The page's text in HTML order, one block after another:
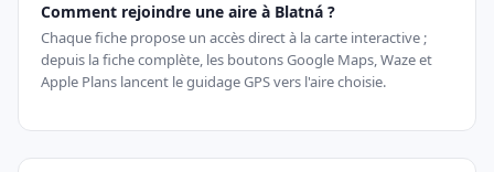
Comment rejoindre une aire à Blatná ?
Chaque fiche propose un accès direct à la carte interactive ;
depuis la fiche complète, les boutons Google Maps, Waze et
Apple Plans lancent le guidage GPS vers l'aire choisie.